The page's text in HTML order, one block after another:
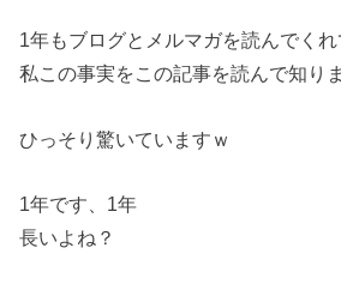
1年もブログとメルマガを読んでく
私この事実をこの記事を読んで知り
ひっそり驚いていますｗ
1年です、1年
長いよね？